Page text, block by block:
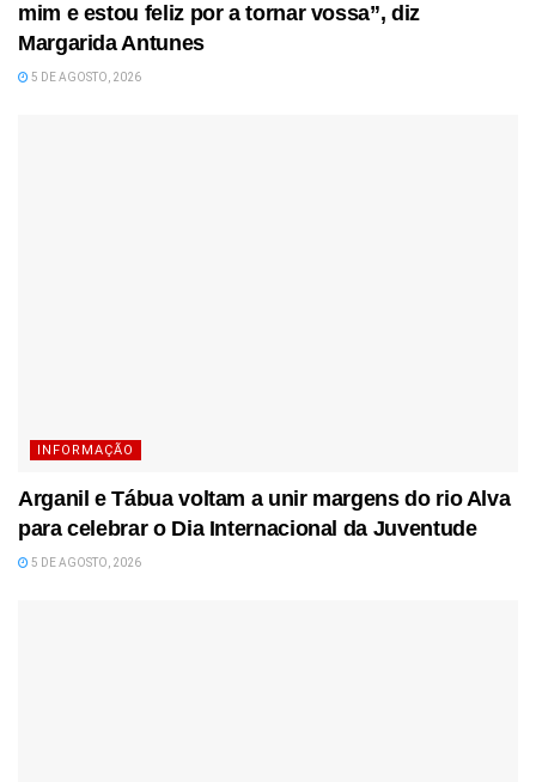
mim e estou feliz por a tornar vossa”, diz
Margarida Antunes
5 DE AGOSTO, 2026
INFORMAÇÃO
Arganil e Tábua voltam a unir margens do rio Alva
para celebrar o Dia Internacional da Juventude
5 DE AGOSTO, 2026